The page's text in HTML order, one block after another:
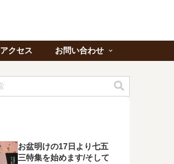
アクセス お問い合わせ
お盆明けの17日より七五
三特集を始めます/そして